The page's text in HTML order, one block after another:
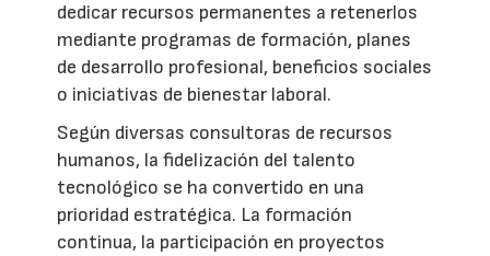
dedicar recursos permanentes a retenerlos
mediante programas de formación, planes
de desarrollo profesional, beneficios sociales
o iniciativas de bienestar laboral.
Según diversas consultoras de recursos
humanos, la fidelización del talento
tecnológico se ha convertido en una
prioridad estratégica. La formación
continua, la participación en proyectos